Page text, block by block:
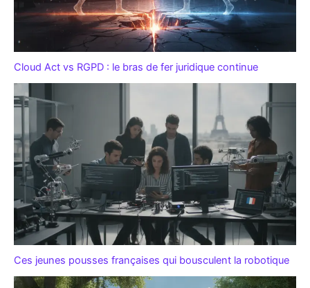
Cloud Act vs RGPD : le bras de fer juridique continue
Ces jeunes pousses françaises qui bousculent la robotique